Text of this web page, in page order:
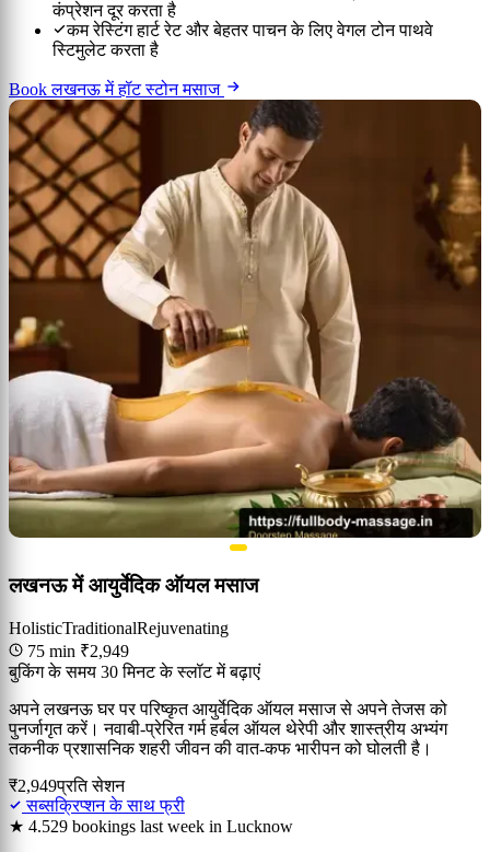
कंप्रेशन दूर करता है
कम रेस्टिंग हार्ट रेट और बेहतर पाचन के लिए वेगल टोन पाथवे
स्टिमुलेट करता है
Book लखनऊ में हॉट स्टोन मसाज
लखनऊ में आयुर्वेदिक ऑयल मसाज
HolisticTraditionalRejuvenating
75 min ₹2,949
बुकिंग के समय 30 मिनट के स्लॉट में बढ़ाएं
अपने लखनऊ घर पर परिष्कृत आयुर्वेदिक ऑयल मसाज से अपने तेजस को
पुनर्जागृत करें। नवाबी-प्रेरित गर्म हर्बल ऑयल थेरेपी और शास्त्रीय अभ्यंग
तकनीक प्रशासनिक शहरी जीवन की वात-कफ भारीपन को घोलती है।
₹2,949प्रति सेशन
सब्सक्रिप्शन के साथ फ्री
★ 4.529 bookings last week in Lucknow